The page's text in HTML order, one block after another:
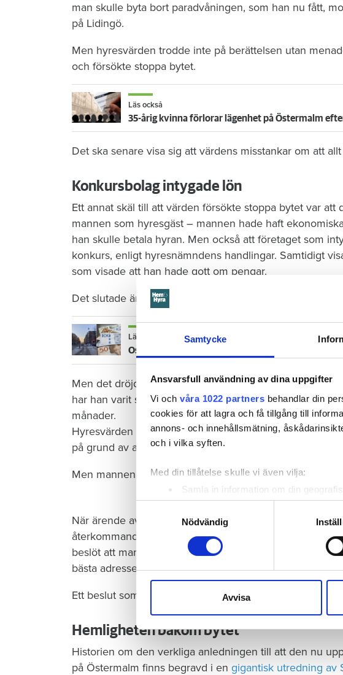
Samtycke
Ansvarsfull användning av dina uppgifter
Vi och våra 1022 partners behandlar din
cookies för att lagra och få tillgång till
annons- och innehållsmätning,
och i vilka syften.
Med din tillåtelse skulle vi även vilja:
Samla in information om din
Identifiera din enhet genom att
Ta reda på mer om hur dina personliga
eller dra tillbaka ditt samtycke när som helst
sociala medier och analysera vår trafik. Vi
till de sociala medier och annons- och
Nödvändig
Avvisa
man skulle byta bort paradvåningen, som han nu fått,
på Lidingö.
Men hyresvärden trodde inte på berättelsen utan
och försökte stoppa bytet.
Läs också
35-årig kvinna förlorar lägenhet på Östermalm
Det ska senare visa sig att värdens misstankar om att
Konkursbolag intygade lön
Ett annat skäl till att värden försökte stoppa bytet var
mannen som hyresgäst – mannen hade haft
han skulle betala hyran. Men också att företaget som
konkurs, enligt hyresnämndens handlingar. Samtidigt
som visade att han hade gott om pengar.
Det slutade ändå med att bytet gick igenom.
Läs också
Osannolik förklaring – så avslöjades värdens
Men det dröjde inte länge innan mannen började slarva
har han varit sen med hyran vid 46 av 59 tillfällen.
månader.
Hyresvärden säger upp mannen på grund av
på grund av att värden menade att han hade köpt sitt
Men mannen vägrar flytta.
När ärende avgjordes i hyresnämnden tidigare i år fick
återkommande sena hyresbetalningar är skäl för
beslöt att mannen ska lämna ifrån sig lägenheten på 171
bästa adresser.
Ett beslut som överklagats och ligger i hovrätten
Hemligheten bakom bytet
Historien om den verkliga anledningen till att den nu
på Östermalm finns begravd i en gigantisk utredning av